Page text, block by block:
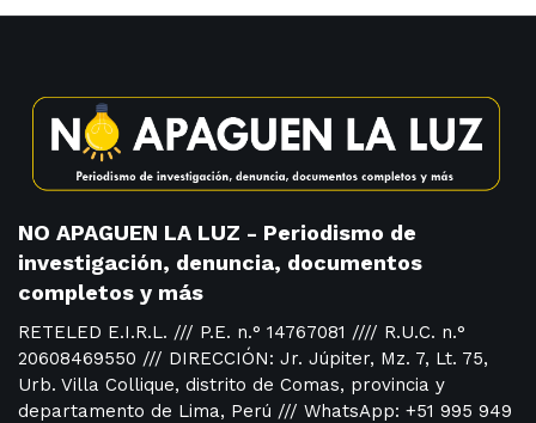
NO APAGUEN LA LUZ - Periodismo de
investigación, denuncia, documentos
completos y más
RETELED E.I.R.L. /// P.E. n.° 14767081 //// R.U.C. n.°
20608469550 /// DIRECCIÓN: Jr. Júpiter, Mz. 7, Lt. 75,
Urb. Villa Collique, distrito de Comas, provincia y
departamento de Lima, Perú /// WhatsApp: +51 995 949